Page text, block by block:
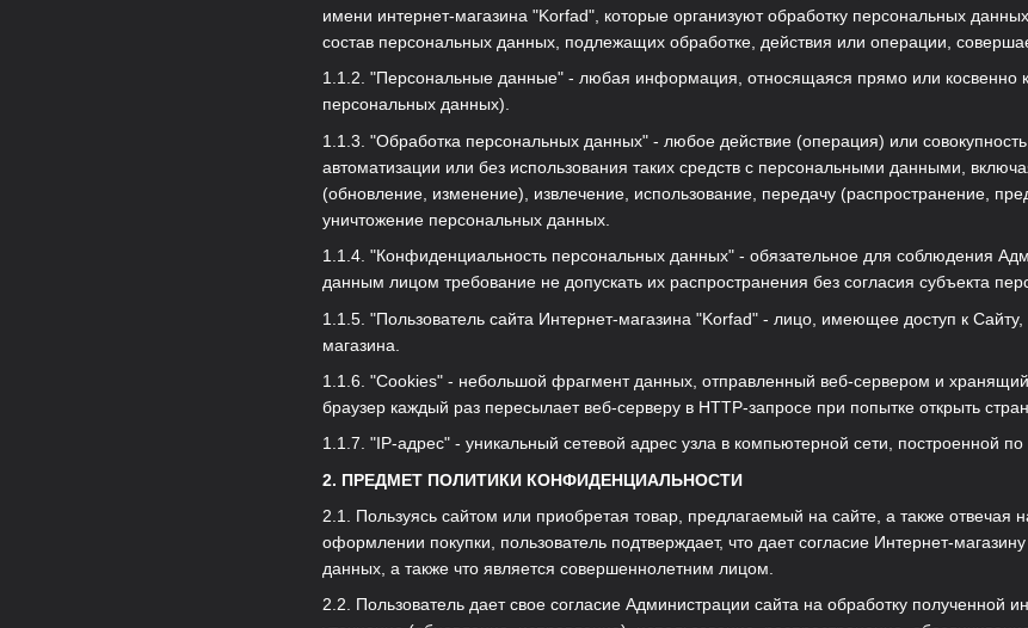
имени интернет-магазина "Korfad", которые организуют обработку персональных
состав персональных данных, подлежащих обработке, действия или операции,
1.1.2. "Персональные данные" - любая информация, относящаяся прямо или косвенно
персональных данных).
1.1.3. "Обработка персональных данных" - любое действие (операция) или
автоматизации или без использования таких средств с персональными данными,
(обновление, изменение), извлечение, использование, передачу (распространение,
уничтожение персональных данных.
1.1.4. "Конфиденциальность персональных данных" - обязательное для соблюдения
данным лицом требование не допускать их распространения без согласия субъекта
1.1.5. "Пользователь сайта Интернет-магазина "Korfad" - лицо, имеющее доступ к
магазина.
1.1.6. "Cookies" - небольшой фрагмент данных, отправленный веб-сервером и
браузер каждый раз пересылает веб-серверу в HTTP-запросе при попытке открыть
1.1.7. "IP-адрес" - уникальный сетевой адрес узла в компьютерной сети, построенной по
2. ПРЕДМЕТ ПОЛИТИКИ КОНФИДЕНЦИАЛЬНОСТИ
2.1. Пользуясь сайтом или приобретая товар, предлагаемый на сайте, а также
оформлении покупки, пользователь подтверждает, что дает согласие Интернет-
данных, а также что является совершеннолетним лицом.
2.2. Пользователь дает свое согласие Администрации сайта на обработку полученной